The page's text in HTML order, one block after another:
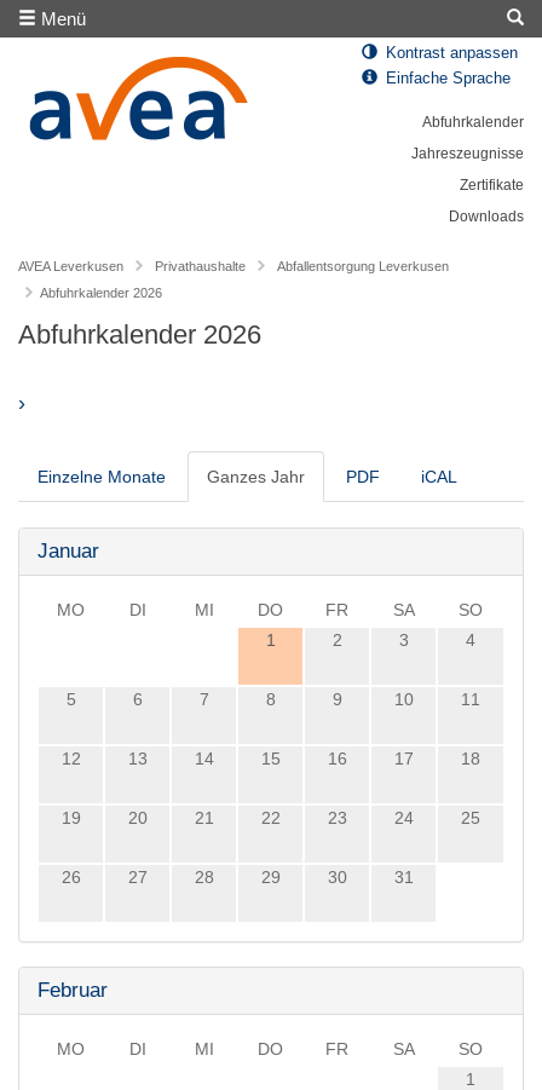
Menü
Kontrast anpassen
Einfache Sprache
Abfuhrkalender
Jahreszeugnisse
Zertifikate
Downloads
AVEA Leverkusen Privathaushalte
Abfallentsorgung Leverkusen
Abfuhrkalender 2026
Abfuhrkalender 2026
›
Einzelne Monate Ganzes Jahr PDF iCAL
Januar
MO DI MI DO FR SA
SO
1
2 3 4
5 6 7 8 9 10 11
12 13 14 15 16 17 18
19 20 21 22 23 24 25
26 27 28 29 30 31
Februar
MO DI MI DO FR SA
SO
1